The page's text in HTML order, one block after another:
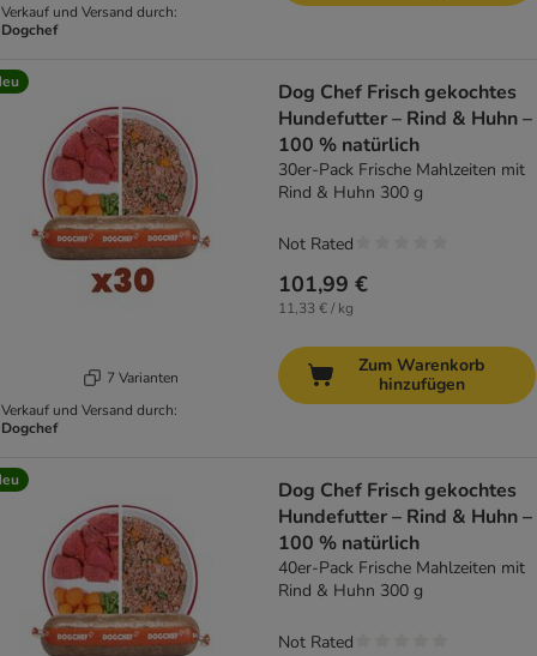
Verkauf und Versand durch:
Dogchef
7 Varianten
Verkauf und Versand durch:
Dogchef
Dog Chef Frisch gekochtes
Hundefutter – Rind & Huhn –
100 % natürlich
30er-Pack Frische Mahlzeiten mit
Rind & Huhn 300 g
101,99 €
11,33 € / kg
Not Rated
Zum Warenkorb
hinzufügen
Dog Chef Frisch gekochtes
Hundefutter – Rind & Huhn –
100 % natürlich
40er-Pack Frische Mahlzeiten mit
Rind & Huhn 300 g
Not Rated